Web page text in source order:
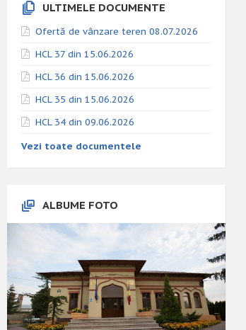
ULTIMELE DOCUMENTE
Ofertă de vânzare teren 08.07.2026
HCL 37 din 15.06.2026
HCL 36 din 15.06.2026
HCL 35 din 15.06.2026
HCL 34 din 09.06.2026
Vezi toate documentele
ALBUME FOTO